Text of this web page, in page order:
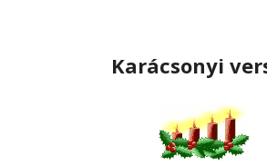
Karácsonyi